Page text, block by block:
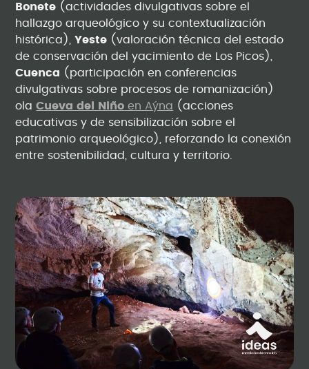
Bonete (actividades divulgativas sobre el
hallazgo arqueológico y su contextualización
histórica),Yeste (valoración técnica del estado
de conservación del yacimiento de Los Picos),
Cuenca (participación en conferencias
divulgativas sobre procesos de romanización)
olaCueva del Niño en Aýna (acciones
educativas y de sensibilización sobre el
patrimonio arqueológico), reforzando la conexión
entre sostenibilidad, cultura y territorio.